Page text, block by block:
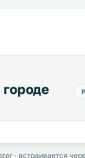
· встраивается